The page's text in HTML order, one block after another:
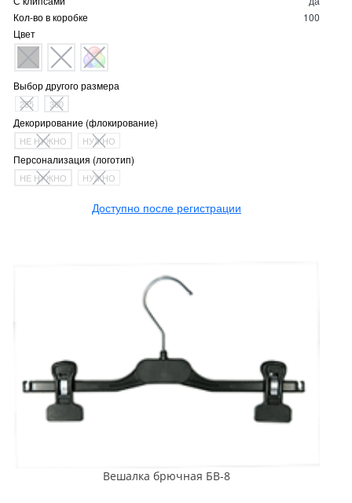
Кол-во в коробке
100
Цвет
Выбор другого размера
255 300
Декорирование (флокирование)
НЕ НУЖНО НУЖНО
Персонализация (логотип)
НЕ НУЖНО НУЖНО
Доступно после регистрации
Вешалка брючная БВ-8